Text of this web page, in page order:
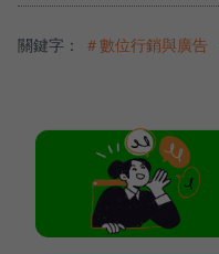
關鍵字： ＃數位行銷與廣告